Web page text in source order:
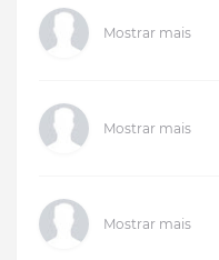
Mostrar mais
Mostrar mais
Mostrar mais